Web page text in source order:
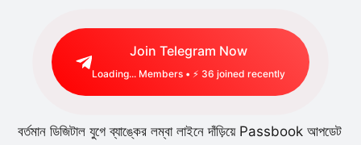
Join Telegram Now
Loading... Members • ⚡ 36 joined recently
বর্তমান ডিজিটাল যুগে ব্যাঙ্কের লম্বা লাইনে দাঁড়িয়ে Passbook আপডেট